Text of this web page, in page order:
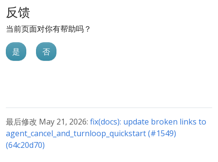
反馈
当前页面对你有帮助吗？
是 否
最后修改 May 21, 2026: fix(docs): update broken links to
agent_cancel_and_turnloop_quickstart (#1549)
(64c20d70)